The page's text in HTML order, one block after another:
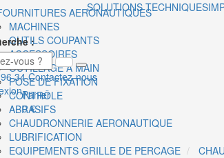
:
34 Contactez-nous
Panier
0 €
SOLUTIONS TECHNIQUES
AERONAUTIQUES
MACHINES
OUTILS COUPANTS
ACCESSOIRES
OUTILLAGE A MAIN
POSE DE FIXATION
CONTRÔLE
ABRASIFS
CHAUDRONNERIE AERONAUTIQUE
LUBRIFICATION
EQUIPEMENTS GRILLE DE PERCAGE